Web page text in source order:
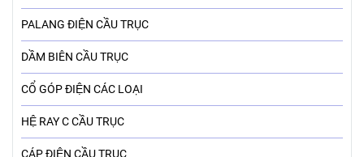
PALANG ĐIỆN CẦU TRỤC
DẦM BIÊN CẦU TRỤC
CỔ GÓP ĐIỆN CÁC LOẠI
HỆ RAY C CẦU TRỤC
CÁP ĐIỆN CẦU TRỤC